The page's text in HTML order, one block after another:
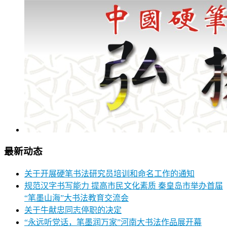
最新动态
关于开展硬笔书法研究员培训和命名工作的通知
规范汉字书写能力 提高市民文化素质 秦皇岛市举办首届
“笔墨山海”大书法教育交流会
关于牛献忠同志停职的决定
“永远听党话，笔墨润万家”河南大书法作品展开幕